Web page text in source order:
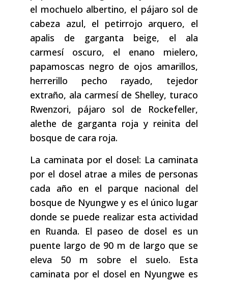
el mochuelo albertino, el pájaro sol de
cabeza azul, el petirrojo arquero, el
apalis de garganta beige, el ala
carmesí oscuro, el enano mielero,
papamoscas negro de ojos amarillos,
herrerillo pecho rayado, tejedor
extraño, ala carmesí de Shelley, turaco
Rwenzori, pájaro sol de Rockefeller,
alethe de garganta roja y reinita del
bosque de cara roja.
La caminata por el dosel: La caminata
por el dosel atrae a miles de personas
cada año en el parque nacional del
bosque de Nyungwe y es el único lugar
donde se puede realizar esta actividad
en Ruanda. El paseo de dosel es un
puente largo de 90 m de largo que se
eleva 50 m sobre el suelo. Esta
caminata por el dosel en Nyungwe es